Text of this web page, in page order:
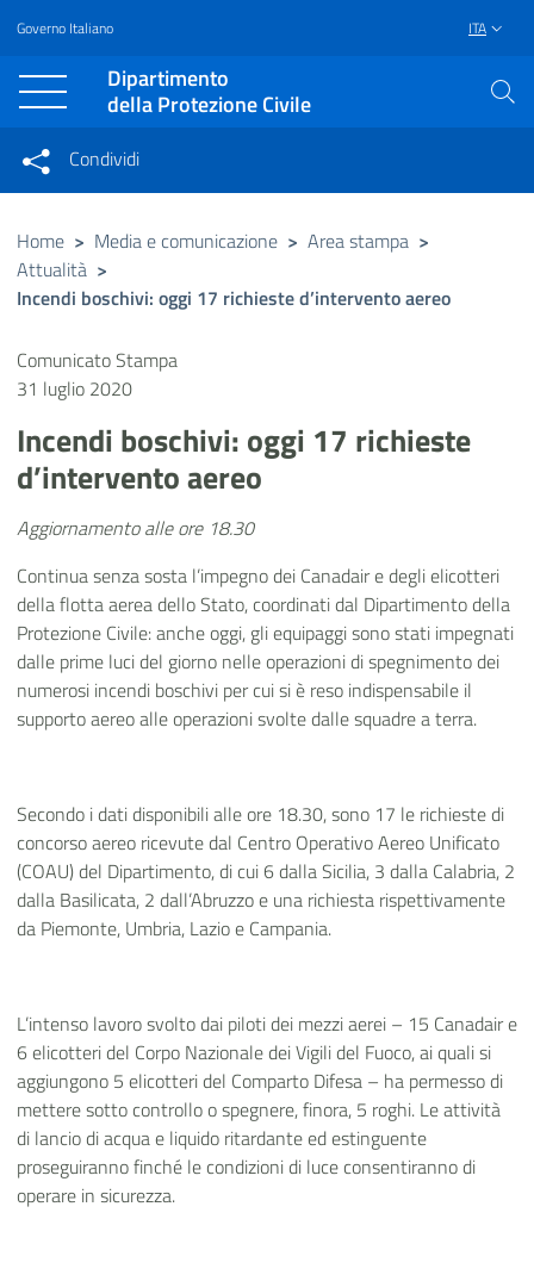
Vai al contenuto principale
Raggiungi il piè di pagina
Governo Italiano ITA
Dipartimento
della Protezione Civile
Condividi su Facebook
Condividi su Twitter
Condividi
Condividi sui social network
Home > Media e comunicazione > Area stampa >
Attualità >
Incendi boschivi: oggi 17 richieste d’intervento aereo
Comunicato Stampa
31 luglio 2020
Incendi boschivi: oggi 17 richieste
d’intervento aereo
Aggiornamento alle ore 18.30
Continua senza sosta l’impegno dei Canadair e degli elicotteri
della flotta aerea dello Stato, coordinati dal Dipartimento della
Protezione Civile: anche oggi, gli equipaggi sono stati impegnati
dalle prime luci del giorno nelle operazioni di spegnimento dei
numerosi incendi boschivi per cui si è reso indispensabile il
supporto aereo alle operazioni svolte dalle squadre a terra.
Secondo i dati disponibili alle ore 18.30, sono 17 le richieste di
concorso aereo ricevute dal Centro Operativo Aereo Unificato
(COAU) del Dipartimento, di cui 6 dalla Sicilia, 3 dalla Calabria, 2
dalla Basilicata, 2 dall’Abruzzo e una richiesta rispettivamente
da Piemonte, Umbria, Lazio e Campania.
L’intenso lavoro svolto dai piloti dei mezzi aerei – 15 Canadair e
6 elicotteri del Corpo Nazionale dei Vigili del Fuoco, ai quali si
aggiungono 5 elicotteri del Comparto Difesa – ha permesso di
mettere sotto controllo o spegnere, finora, 5 roghi. Le attività
di lancio di acqua e liquido ritardante ed estinguente
proseguiranno finché le condizioni di luce consentiranno di
operare in sicurezza.